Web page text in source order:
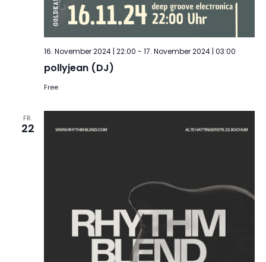
16. November 2024 | 22:00 - 17. November 2024 | 03:00
pollyjean (DJ)
Free
FR.
22